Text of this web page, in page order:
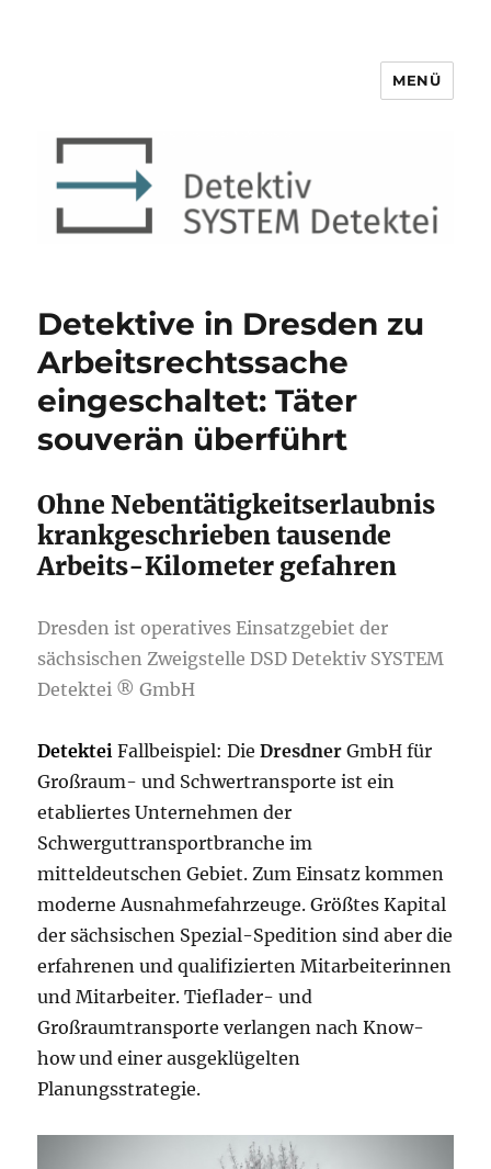
Detektiv SYSTEM Detektei ®
MENÜ
Detektive in Dresden zu
Arbeitsrechtssache
eingeschaltet: Täter
souverän überführt
Ohne Nebentätigkeitserlaubnis
krankgeschrieben tausende
Arbeits-Kilometer gefahren
Dresden ist operatives Einsatzgebiet der
sächsischen Zweigstelle DSD Detektiv SYSTEM
Detektei ® GmbH
Detektei Fallbeispiel: DieDresdner GmbH für
Großraum- und Schwertransporte ist ein
etabliertes Unternehmen der
Schwerguttransportbranche im
mitteldeutschen Gebiet. Zum Einsatz kommen
moderne Ausnahmefahrzeuge. Größtes Kapital
der sächsischen Spezial-Spedition sind aber die
erfahrenen und qualifizierten Mitarbeiterinnen
und Mitarbeiter. Tieflader- und
Großraumtransporte verlangen nach Know-
how und einer ausgeklügelten
Planungsstrategie.